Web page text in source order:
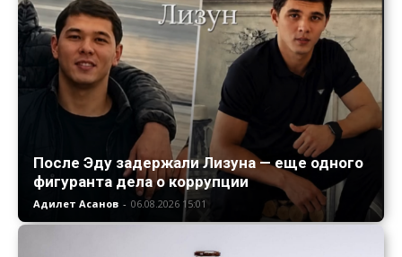
После Эду задержали Лизуна — еще одного
фигуранта дела о коррупции
Адилет Асанов - 06.08.2026 15:01